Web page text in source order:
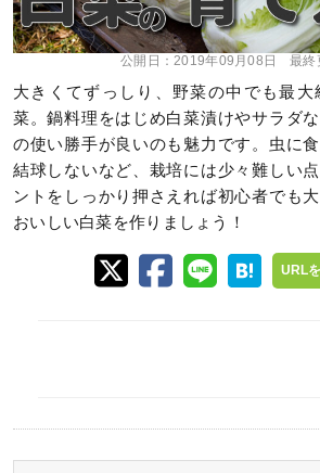
公開日：2019年09月08日 最終
大きくてずっしり、野菜の中でも最大
菜。鍋料理をはじめ白菜漬けやサラダ
の使い勝手が良いのも魅力です。虫に
結球しないなど、栽培には少々難しい
ントをしっかり押さえれば初心者でも
おいしい白菜を作りましょう！
URL